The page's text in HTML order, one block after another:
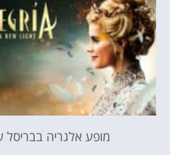
מופע אלגריה בבריסל